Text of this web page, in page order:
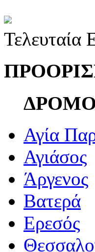
Αγία
Αγιάσος
Άργενος
Βατερά
Ερεσός